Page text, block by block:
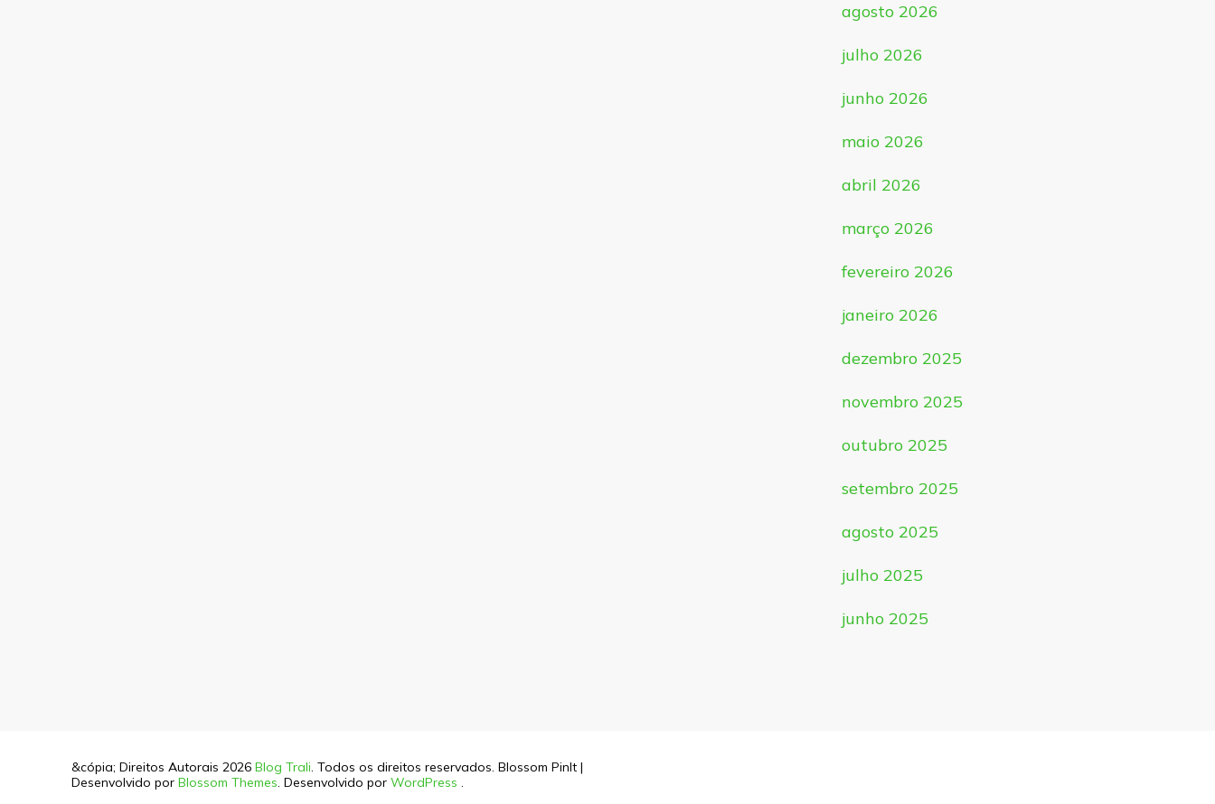
agosto 2026
julho 2026
junho 2026
maio 2026
abril 2026
março 2026
fevereiro 2026
janeiro 2026
dezembro 2025
novembro 2025
outubro 2025
setembro 2025
agosto 2025
julho 2025
junho 2025
&cópia; Direitos Autorais 2026 Blog Trali. Todos os direitos reservados. Blossom PinIt |
Desenvolvido por Blossom Themes. Desenvolvido por WordPress .